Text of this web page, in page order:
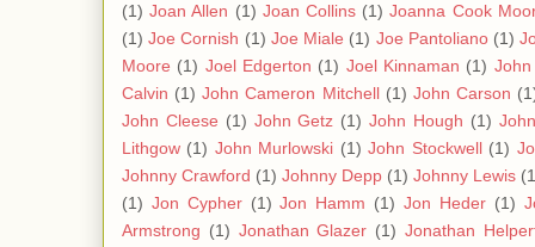
(1) Joan Allen (1) Joan Collins (1) Joanna Cook
(1) Joe Cornish (1) Joe Miale (1) Joe Pantoliano (1)
Moore (1) Joel Edgerton (1) Joel Kinnaman (1)
Calvin (1) John Cameron Mitchell (1) John Carson
John Cleese (1) John Getz (1) John Hough (1)
Lithgow (1) John Murlowski (1) John Stockwell (1)
Johnny Crawford (1) Johnny Depp (1) Johnny Lewis
(1) Jon Cypher (1) Jon Hamm (1) Jon Heder (1)
Armstrong (1) Jonathan Glazer (1) Jonathan